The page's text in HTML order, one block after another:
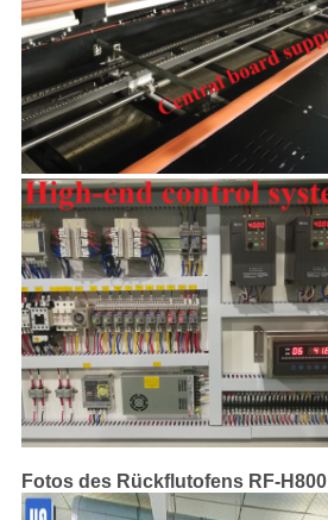
Fotos des Rückflutofens RF-H800I